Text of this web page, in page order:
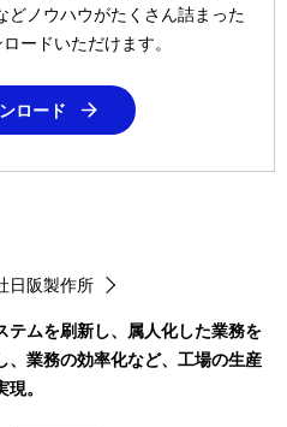
どノウハウがたくさん詰まった
ードいただけます。
ロード
日阪製作所
テムを刷新し、属人化した業務を
、業務の効率化など、工場の生産
。